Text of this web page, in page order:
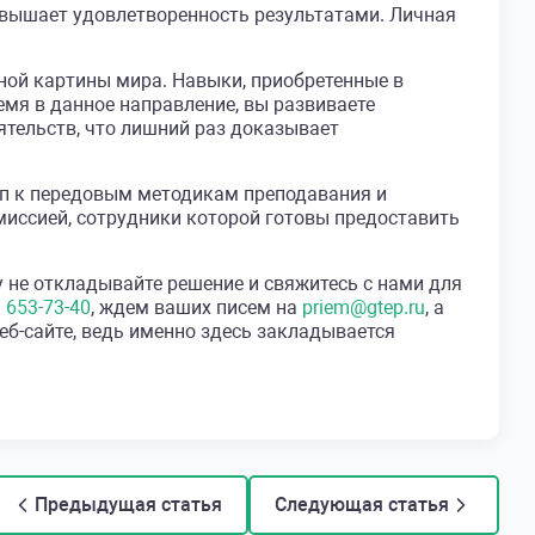
удовлетворенность результатами. Личная
картины мира. Навыки, приобретенные в
в данное направление, вы развиваете
что лишний раз доказывает
передовым методикам преподавания и
сотрудники которой готовы предоставить
откладывайте решение и свяжитесь с нами для
73-40, ждем ваших писем на priem@gtep.ru, а
сайте, ведь именно здесь закладывается
Предыдущая статья Следующая статья